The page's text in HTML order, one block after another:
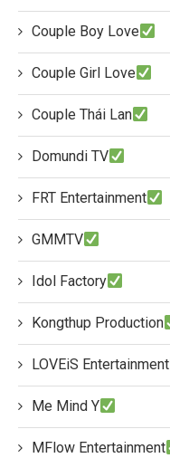
Couple Boy Love
Couple Girl Love
Couple Thái Lan
Domundi TV
FRT Entertainment
GMMTV
Idol Factory
Kongthup Production
LOVEiS Entertainment
Me Mind Y
MFlow Entertainment